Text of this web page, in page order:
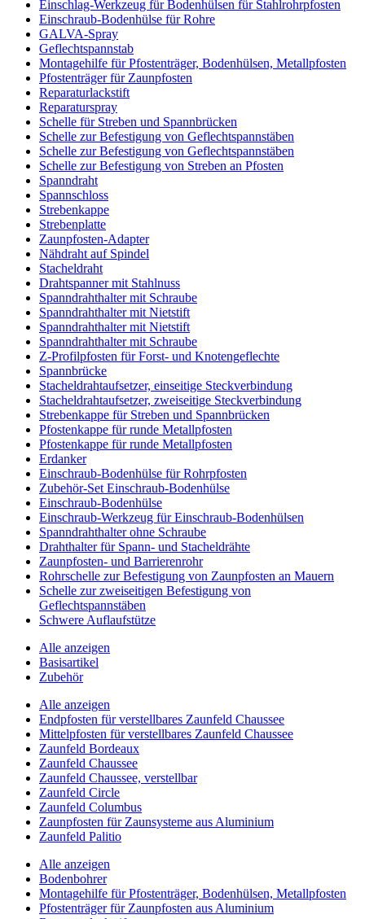
Einschlag-Werkzeug für Bodenhülsen für Stahlrohrpfosten
Einschraub-Bodenhülse für Rohre
GALVA-Spray
Geflechtspannstab
Montagehilfe für Pfostenträger, Bodenhülsen, Metallpfosten
Pfostenträger für Zaunpfosten
Reparaturlackstift
Reparaturspray
Schelle für Streben und Spannbrücken
Schelle zur Befestigung von Geflechtspannstäben
Schelle zur Befestigung von Geflechtspannstäben
Schelle zur Befestigung von Streben an Pfosten
Spanndraht
Spannschloss
Strebenkappe
Strebenplatte
Zaunpfosten-Adapter
Nähdraht auf Spindel
Stacheldraht
Drahtspanner mit Stahlnuss
Spanndrahthalter mit Schraube
Spanndrahthalter mit Nietstift
Spanndrahthalter mit Nietstift
Spanndrahthalter mit Schraube
Z-Profilpfosten für Forst- und Knotengeflechte
Spannbrücke
Stacheldrahtaufsetzer, einseitige Steckverbindung
Stacheldrahtaufsetzer, zweiseitige Steckverbindung
Strebenkappe für Streben und Spannbrücken
Pfostenkappe für runde Metallpfosten
Pfostenkappe für runde Metallpfosten
Erdanker
Einschraub-Bodenhülse für Rohrpfosten
Zubehör-Set Einschraub-Bodenhülse
Einschraub-Bodenhülse
Einschraub-Werkzeug für Einschraub-Bodenhülsen
Spanndrahthalter ohne Schraube
Drahthalter für Spann- und Stacheldrähte
Zaunpfosten- und Barrierenrohr
Rohrschelle zur Befestigung von Zaunpfosten an Mauern
Schelle zur zweiseitigen Befestigung von
Geflechtspannstäben
Schwere Auflaufstütze
Alle anzeigen
Basisartikel
Zubehör
Alle anzeigen
Endpfosten für verstellbares Zaunfeld Chaussee
Mittelpfosten für verstellbares Zaunfeld Chaussee
Zaunfeld Bordeaux
Zaunfeld Chaussee
Zaunfeld Chaussee, verstellbar
Zaunfeld Circle
Zaunfeld Columbus
Zaunpfosten für Zaunsysteme aus Aluminium
Zaunfeld Palitio
Alle anzeigen
Bodenbohrer
Montagehilfe für Pfostenträger, Bodenhülsen, Metallpfosten
Pfostenträger für Zaunpfosten aus Aluminium